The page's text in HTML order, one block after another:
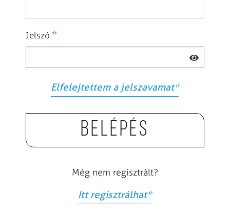
Jelszó *
Elfelejtettem a jelszavamat*
Belépés
Még nem regisztrált?
Itt regisztrálhat*